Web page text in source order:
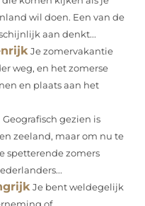
wil doen. Een van de
aan denkt...
Je zomervakantie
weg, en het zomerse
en plaats aan het
Geografisch gezien is
zeeland, maar om nu te
spetterende zomers
Je bent weldegelijk